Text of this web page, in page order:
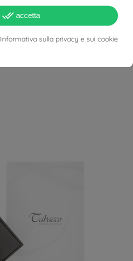
done_all accetta
Informativa sulla privacy e sui cookie